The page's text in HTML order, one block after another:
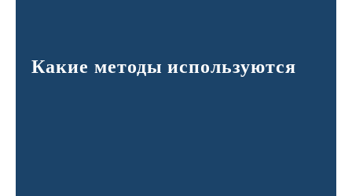
Какие методы используются